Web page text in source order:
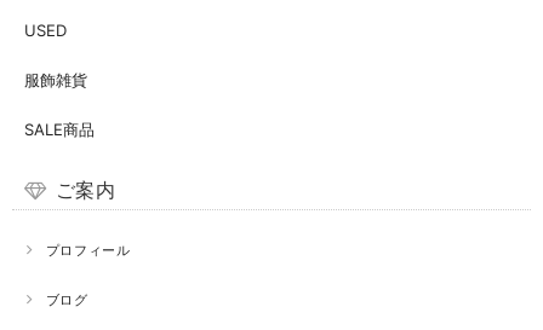
USED
服飾雑貨
SALE商品
ご案内
プロフィール
ブログ